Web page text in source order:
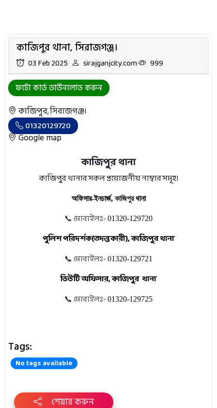
কাজিপুর থানা, সিরাজগঞ্জ।
03 Feb 2025 sirajganjcity.com 999
ফটো কার্ড ডাউনলোড করুন
কাজিপুর, সিরাজগঞ্জ।
01320129720
Google map
কাজিপুর থানা
কাজিপুর থানার সকল প্রয়োজনীয় নাম্বার সমূহ।
অফিসার-ইনচার্জ, কাজিপুরথানা
📞 মোবাইলঃ-01320-129720
পুলিশপরিদর্শক(তদন্তকারী),কাজিপুরথানা
📞 মোবাইলঃ-01320-129721
ডিউটিঅফিসার,কাজিপুর থানা
📞 মোবাইলঃ-01320-129725
Tags:
No tags available
শেয়ার করুন